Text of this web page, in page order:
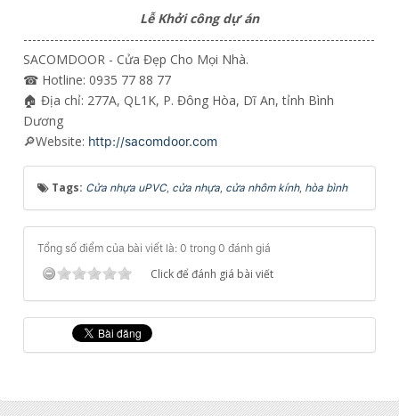
Lễ Khởi công dự án
-------------------------------------------------------------------------------
SACOMDOOR - Cửa Đẹp Cho Mọi Nhà.
☎ Hotline: 0935 77 88 77
🏠 Địa chỉ: 277A, QL1K, P. Đông Hòa, Dĩ An, tỉnh Bình
Dương
🔎Website: http://sacomdoor.com
Tags: Cửa nhựa uPVC, cửa nhựa, cửa nhôm kính, hòa bình
Tổng số điểm của bài viết là: 0 trong 0 đánh giá
Click để đánh giá bài viết